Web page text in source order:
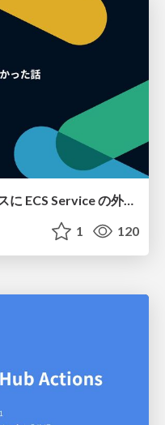
Service Connect 上のサービスに ECS Service の外側から到達できなかった話
1 120